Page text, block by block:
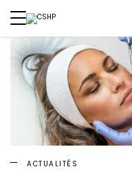
ACTUALITÉS